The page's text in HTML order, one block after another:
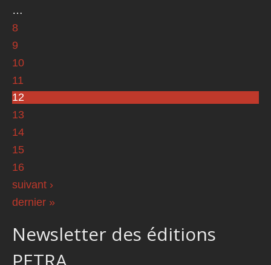
…
8
9
10
11
12
13
14
15
16
suivant ›
dernier »
Newsletter des éditions